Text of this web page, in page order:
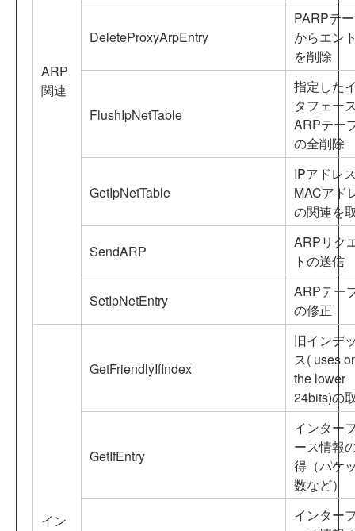
ARP
関連
DeleteProxyArpEntry
PARPテ
からエン
を削除
FlushIpNetTable
指定した
タフェー
ARPテー
の全削除
GetIpNetTable
IPアドレ
MACアド
の関連を
SendARP
ARPリク
トの送信
SetIpNetEntry
ARPテー
の修正
イン
GetFriendlyIfIndex
旧インデ
ス( uses
the lower
24bits)の
GetIfEntry
インター
ース情報
得（パケ
数など）
インター